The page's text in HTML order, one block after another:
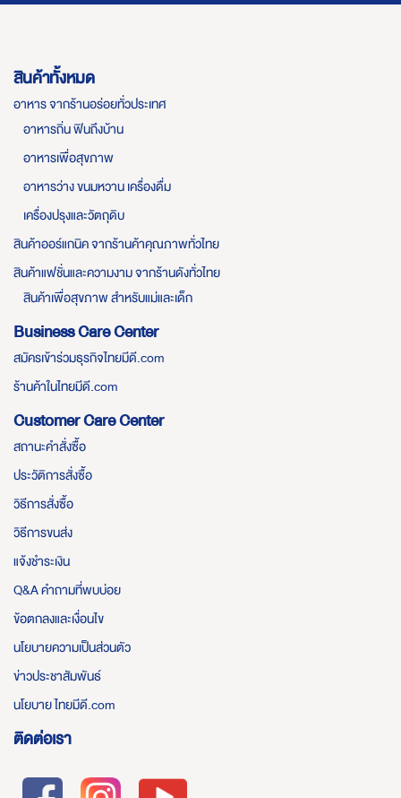
สินค้าทั้งหมด
อาหาร จากร้านอร่อยทั่วประเทศ
อาหารถิ่น ฟินถึงบ้าน
อาหารเพื่อสุขภาพ
อาหารว่าง ขนมหวาน เครื่องดื่ม
เครื่องปรุงและวัตถุดิบ
สินค้าออร์แกนิค จากร้านค้าคุณภาพทั่วไทย
สินค้าแฟชั่นและความงาม จากร้านดังทั่วไทย
สินค้าเพื่อสุขภาพ สำหรับแม่และเด็ก
Business Care Center
สมัครเข้าร่วมธุรกิจไทยมีดี.com
ร้านค้าในไทยมีดี.com
Customer Care Center
สถานะคำสั่งซื้อ
ประวัติการสั่งซื้อ
วิธีการสั่งซื้อ
วิธีการขนส่ง
แจ้งชำระเงิน
Q&A คำถามที่พบบ่อย
ข้อตกลงและเงื่อนไข
นโยบายความเป็นส่วนตัว
ข่าวประชาสัมพันธ์
นโยบาย ไทยมีดี.com
ติดต่อเรา